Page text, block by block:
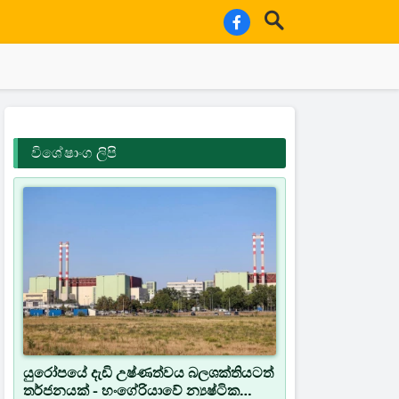
විශේෂාංග ලිපි
යුරෝපයේ දැඩි උෂ්ණත්වය බලශක්තියටත්
තර්ජනයක් - හංගේරියාවේ න්‍යෂ්ටික